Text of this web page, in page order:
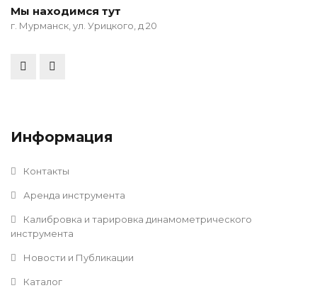
Мы находимся тут
г. Мурманск, ул. Урицкого, д 20
Информация
Контакты
Аренда инструмента
Калибровка и тарировка динамометрического
инструмента
Новости и Публикации
Каталог